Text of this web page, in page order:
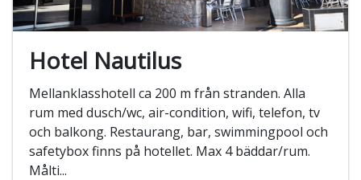
Hotel Nautilus
Mellanklasshotell ca 200 m från stranden. Alla
rum med dusch/wc, air-condition, wifi, telefon, tv
och balkong. Restaurang, bar, swimmingpool och
safetybox finns på hotellet. Max 4 bäddar/rum.
Målti...